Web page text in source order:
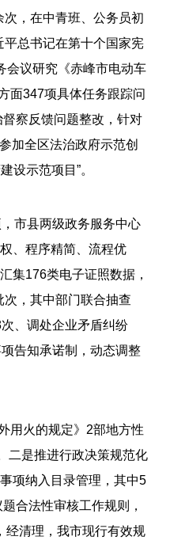
，在中青班、公务员初
总书记在第十个国家宪
会议研究《赤峰市电动车
面347项具体任务跟踪问
察反馈问题整改，针对
加全区法治政府示范创
设示范项目”。
市县两级政务服务中心
、程序精简、流程优
集176类电子证照数据，
，其中部门联合抽查
、调处企业矛盾纠纷
告知承诺制，动态调整
用火的规定》2部地方性
二是推进行政决策规范化
项纳入目录管理，其中5
合法性审核工作规则，
经清理，我市现行有效规